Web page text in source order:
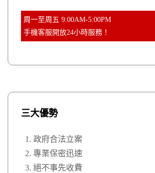
周一至周五 9:00AM-5:00PM
手機客服開放24小時服務！
三大優勢
政府合法立案
專業保密迅速
絕不事先收費